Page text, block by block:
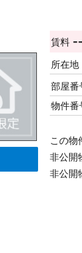
賃料
所在地
部屋番
物件番
この物
非公開
非公開